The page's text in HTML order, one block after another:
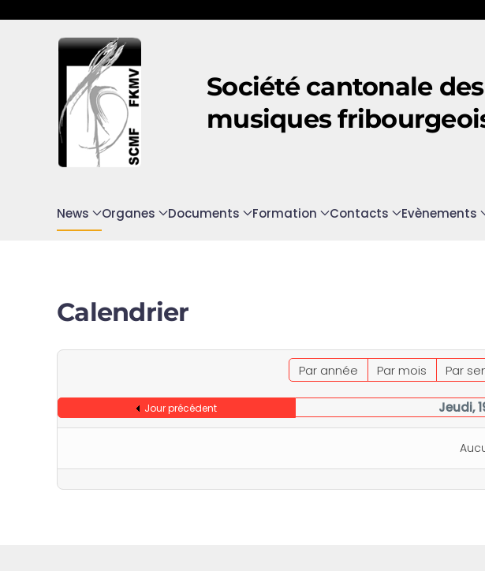
Accéder au contenu principal
Société cantonale des
musiques
News Organes Documents Formation Contacts Evènements
Calendrier
Par année Par mois Par
Jour précédent Jeudi,